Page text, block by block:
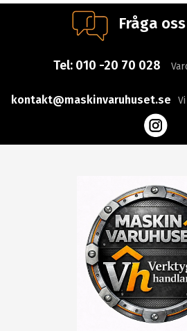
Fråga
Tel: 010 -20 70 028
kontakt@maskinvaruhuset.se